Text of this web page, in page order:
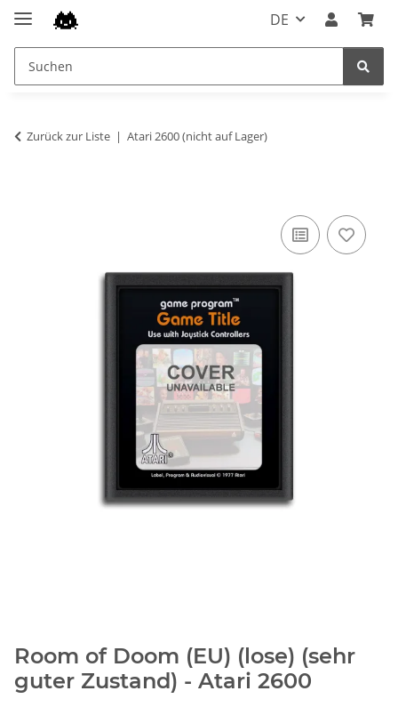
DE
Zurück zur Liste Atari 2600 (nicht auf Lager)
Room of Doom (EU) (lose) (sehr
guter Zustand) - Atari 2600